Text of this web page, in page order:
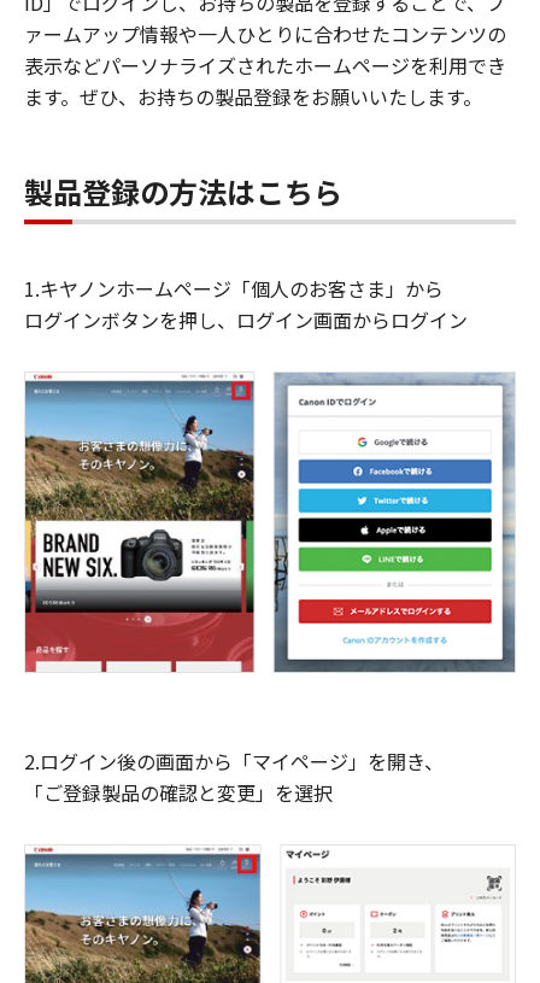
ァームアップ情報や一人ひとりに合わせたコンテンツの
表示などパーソナライズされたホームページを利用でき
ます。ぜひ、お持ちの製品登録をお願いいたします。
製品登録の方法はこちら
1.キヤノンホームページ「個人のお客さま」から
ログインボタンを押し、ログイン画面からログイン
2.ログイン後の画面から「マイページ」を開き、
「ご登録製品の確認と変更」を選択